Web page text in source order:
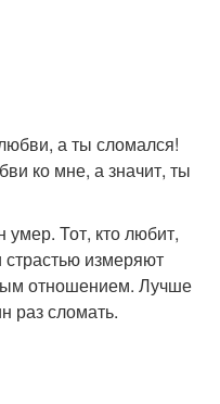
а ты сломался!
ко мне, а значит, ты
умер. Тот, кто любит,
измеряют
отношением. Лучше
раз сломать.